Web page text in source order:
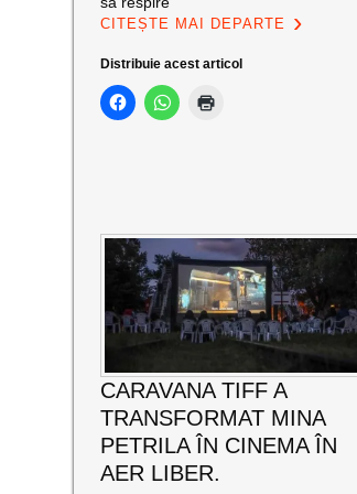
CITEȘTE MAI DEPARTE
Distribuie acest articol
CARAVANA TIFF A
TRANSFORMAT MINA
PETRILA ÎN CINEMA ÎN
AER LIBER.